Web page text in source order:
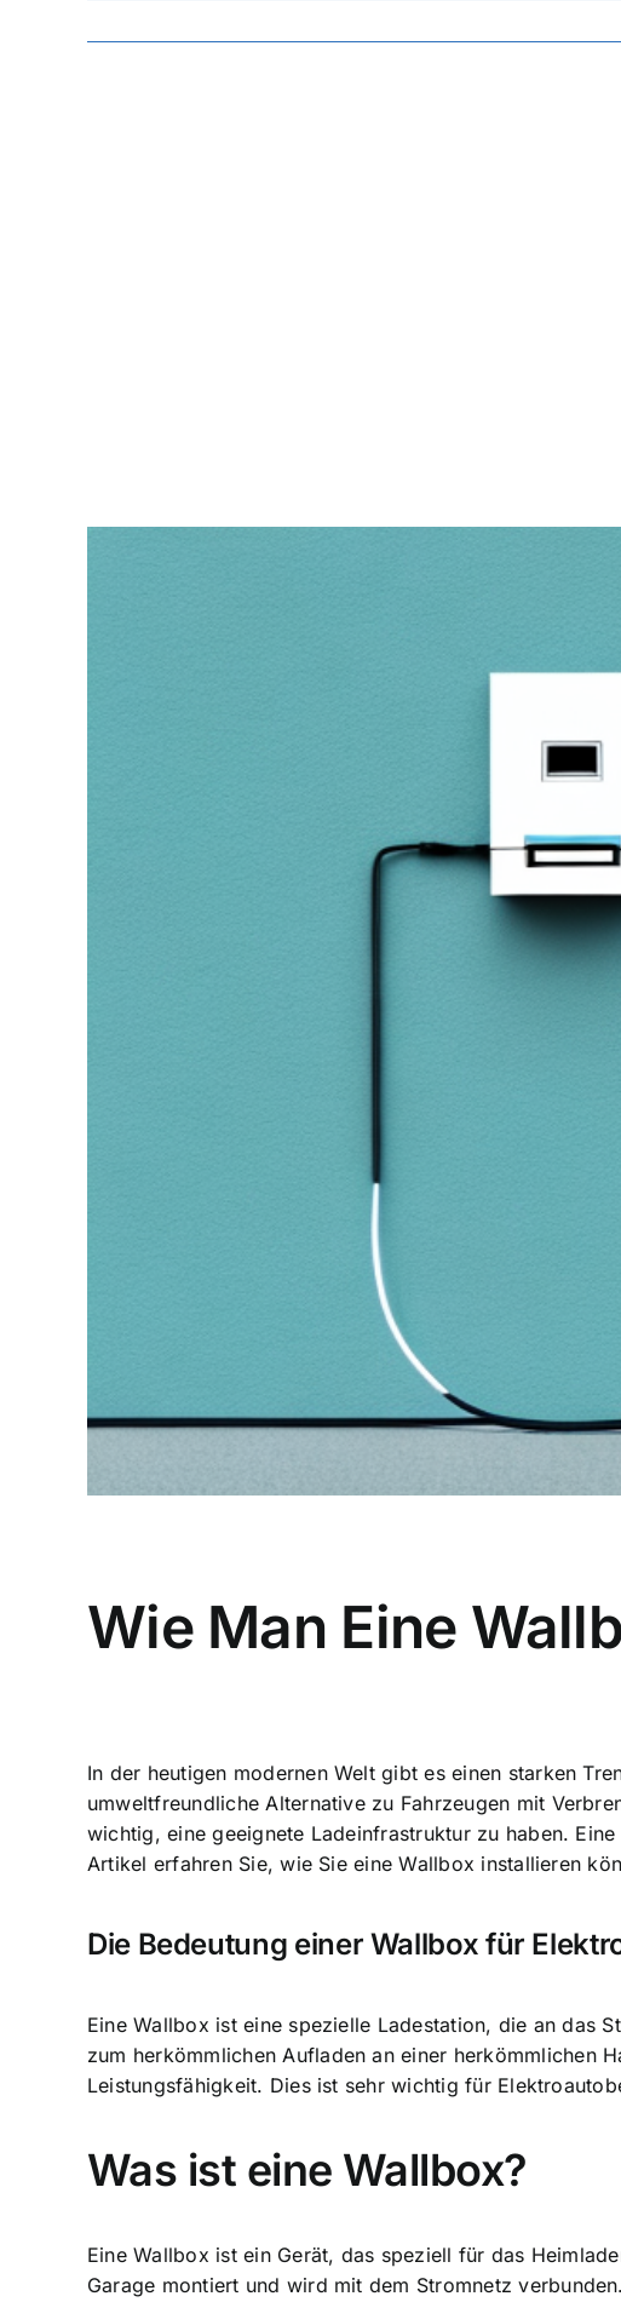
Wie Man Eine
In der heutigen modernen Welt gibt es einen starken
umweltfreundliche Alternative zu Fahrzeugen mit
wichtig, eine geeignete Ladeinfrastruktur zu haben.
Artikel erfahren Sie, wie Sie eine Wallbox installieren
Die Bedeutung einer Wallbox für
Eine Wallbox ist eine spezielle Ladestation, die an das
zum herkömmlichen Aufladen an einer herkömmlichen
Leistungsfähigkeit. Dies ist sehr wichtig für
Was ist eine Wallbox?
Eine Wallbox ist ein Gerät, das speziell für das
Garage montiert und wird mit dem Stromnetz